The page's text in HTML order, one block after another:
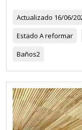
Actualizado 16/06/
Estado A reformar
Baños2